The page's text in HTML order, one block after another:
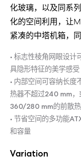
化玻璃，以及同系
化的空间利用，让
紧凑的中塔机箱，
• 标志性棱角网眼设
具隐形特征的美学感受
• 内部空间可容纳长
热器不超过240 mm，
360/280 mm的前散热
• 节省空间的多功能
和容量
Variation